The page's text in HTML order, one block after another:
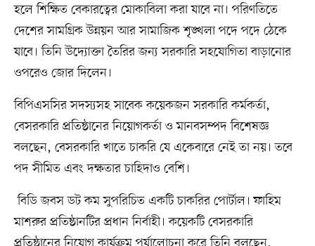
হলে শিক্ষিত বেকারত্বের মোকাবিলা করা যাবে না। পরিণতিতে
দেশের সামগ্রিক উন্নয়ন আর সামাজিক শৃঙ্খলা পদে পদে ঠেকে
যাবে। তিনি উদ্যোক্তা তৈরির জন্য সরকারি সহযোগিতা বাড়ানোর
ওপরেও জোর দিলেন।
বিপিএসসির সদস্যসহ সাবেক কয়েকজন সরকারি কর্মকর্তা,
বেসরকারি প্রতিষ্ঠানের নিয়োগকর্তা ও মানবসম্পদ বিশেষজ্ঞ
বলছেন, বেসরকারি খাতে চাকরি যে একেবারে নেই তা নয়। তবে
পদ সীমিত এবং দক্ষতার চাহিদাও বেশি।
বিডি জবস ডট কম সুপরিচিত একটি চাকরির পোর্টাল। ফাহিম
মাশরুর প্রতিষ্ঠানটির প্রধান নির্বাহী। কয়েকটি বেসরকারি